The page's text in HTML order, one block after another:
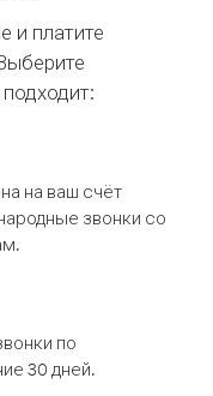
и платите
на ваш счёт
звонки со
по
30 дней.